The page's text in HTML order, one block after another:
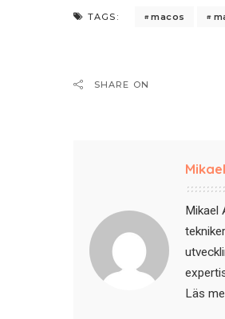
TAGS: macos
SHARE ON
Mikael
Läs